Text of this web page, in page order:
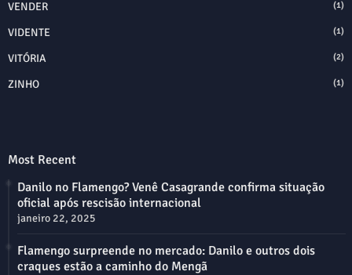
VENDER (1)
VIDENTE (1)
VITÓRIA (2)
ZINHO (1)
Most Recent
Danilo no Flamengo? Venê Casagrande confirma situação
oficial após rescisão internacional
janeiro 22, 2025
Flamengo surpreende no mercado: Danilo e outros dois
craques estão a caminho do Mengã